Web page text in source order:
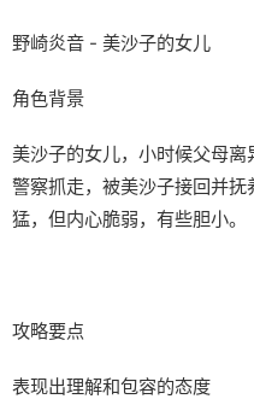
野崎炎音 - 美沙子的女儿
角色背景
美沙子的女儿，小时候父母
警察抓走，被美沙子接回并
猛，但内心脆弱，有些胆小。
攻略要点
表现出理解和包容的态度